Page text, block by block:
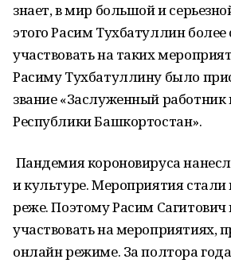
знает, в мир большой и
этого Расим Тухбатуллин
участвовать на таких
Расиму Тухбатуллину было
звание «Заслуженный
Республики Башкортостан».
Пандемия короновируса
и культуре. Мероприятия стали
реже. Поэтому Расим Сагитович
участвовать на мероприятиях,
онлайн режиме. За полтора